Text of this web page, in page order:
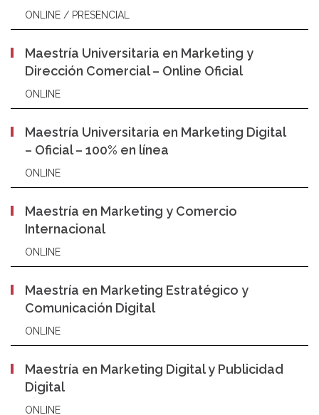
ONLINE / PRESENCIAL
Maestría Universitaria en Marketing y
Dirección Comercial – Online Oficial
ONLINE
Maestría Universitaria en Marketing Digital
– Oficial – 100% en línea
ONLINE
Maestría en Marketing y Comercio
Internacional
ONLINE
Maestría en Marketing Estratégico y
Comunicación Digital
ONLINE
Maestría en Marketing Digital y Publicidad
Digital
ONLINE